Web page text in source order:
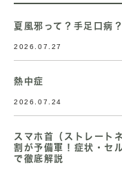
夏風邪って？手足口病？
2026.07.27
熱中症
2026.07.24
スマホ首（ストレート
割が予備軍！症状・セ
で徹底解説